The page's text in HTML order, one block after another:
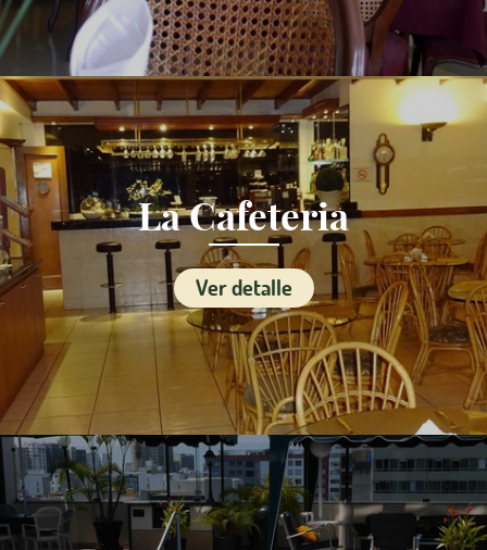
La Cafeteria
Ver detalle